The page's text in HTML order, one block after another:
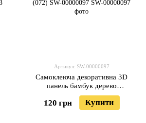
Артикул: SW-00000097
Самоклеюча декоративна 3D
панель бамбук дерево
700x700x8.5мм (072) SW-
00000097
120 грн Купити